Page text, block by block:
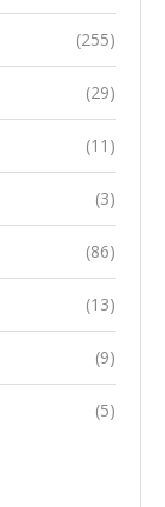
(255)
(29)
(11)
(3)
(86)
(13)
(9)
(5)